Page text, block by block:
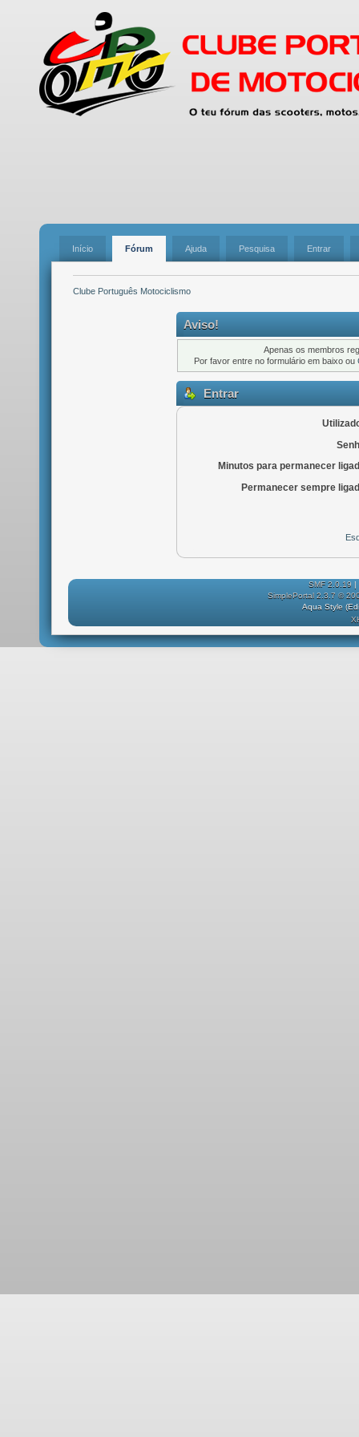
Início Fórum Ajuda Pesquisa Entrar
Clube Português Motociclismo
Aviso!
Apenas os membros
Por favor entre no formulário em baixo ou
Entrar
Minutos para permanecer
Permanecer sempre
SMF 2.0.19 |
SimplePortal 2.3.7 ©
Aqua Style